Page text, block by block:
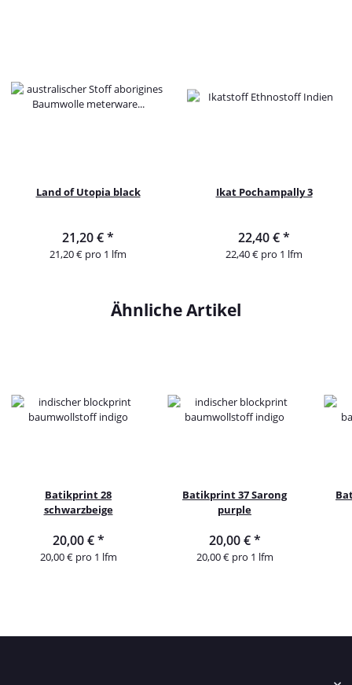
Land of Utopia black
21,20 €*
21,20 € pro 1 lfm
Ikat Pochampally 3
22,40 €*
22,40 € pro 1 lfm
Ähnliche Artikel
Batikprint 28
schwarzbeige
20,00 €*
20,00 € pro 1 lfm
Batikprint 37 Sarong
purple
20,00 €*
20,00 € pro 1 lfm